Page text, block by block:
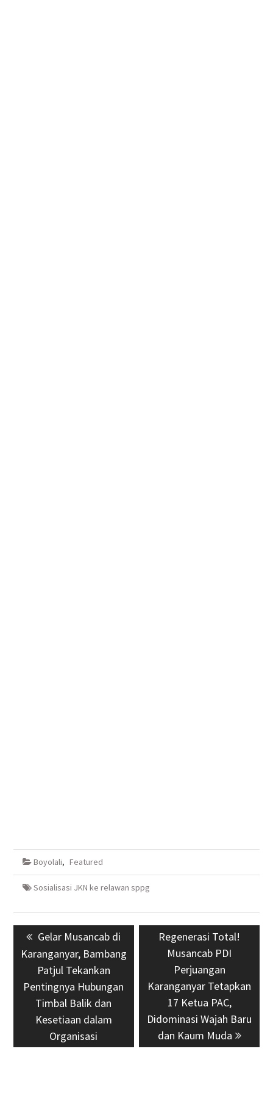
Boyolali, Featured
Sosialisasi JKN ke relawan sppg
Navigasi
pos Previous
post:
Gelar Musancab di
Karanganyar, Bambang
Patjul Tekankan
Pentingnya Hubungan
Timbal Balik dan
Kesetiaan dalam
Organisasi
Next
post:
Regenerasi Total!
Musancab PDI
Perjuangan
Karanganyar Tetapkan
17 Ketua PAC,
Didominasi Wajah Baru
dan Kaum Muda